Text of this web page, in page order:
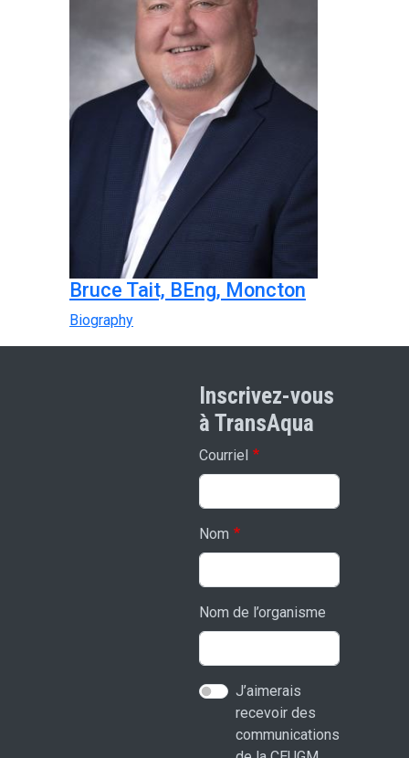
Bruce Tait, BEng, Moncton
Biography
Inscrivez-vous
à TransAqua
Courriel
Nom
Nom de l’organisme
J’aimerais
recevoir des
communications